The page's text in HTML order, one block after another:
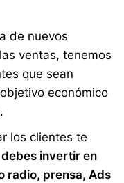
de nuevos
ventas, tenemos
que sean
económico
los clientes te
debes invertir en
radio, prensa, Ads